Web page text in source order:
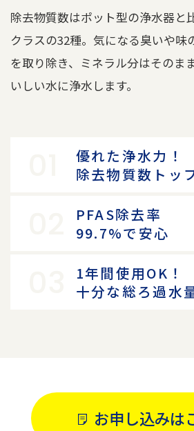
除去物質数はポット型の浄水器と
クラスの32種。気になる臭いや味
を取り除き、ミネラル分はそのま
いしい水に浄水します。
優れた浄水力！
除去物質数トッ
PFAS除去率
99.7%で安心
1年間使用OK！
十分な総ろ過水
お申し込みは